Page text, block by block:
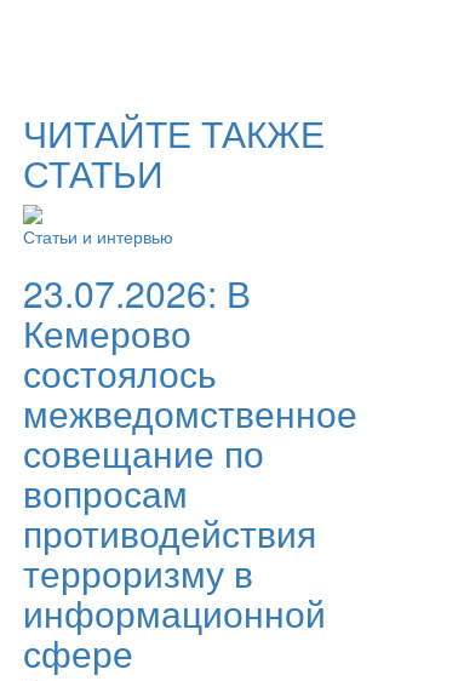
ЧИТАЙТЕ ТАКЖЕ
СТАТЬИ
Статьи и интервью
23.07.2026: В
Кемерово
состоялось
межведомственное
совещание по
вопросам
противодействия
терроризму в
информационной
сфере